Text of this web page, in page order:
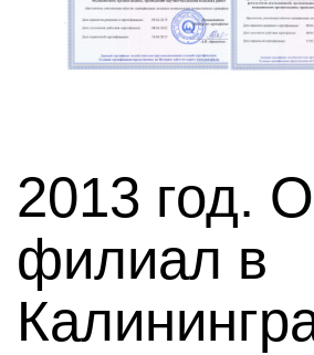
2013 год.
филиал в